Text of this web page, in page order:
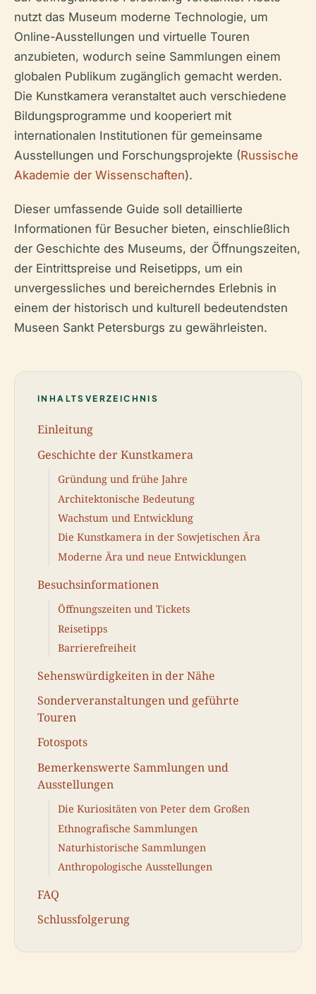
nutzt das Museum moderne Technologie, um
Online-Ausstellungen und virtuelle Touren
anzubieten, wodurch seine Sammlungen einem
globalen Publikum zugänglich gemacht werden.
Die Kunstkamera veranstaltet auch verschiedene
Bildungsprogramme und kooperiert mit
internationalen Institutionen für gemeinsame
Ausstellungen und Forschungsprojekte (Russische
Akademie der Wissenschaften).
Dieser umfassende Guide soll detaillierte
Informationen für Besucher bieten, einschließlich
der Geschichte des Museums, der Öffnungszeiten,
der Eintrittspreise und Reisetipps, um ein
unvergessliches und bereicherndes Erlebnis in
einem der historisch und kulturell bedeutendsten
Museen Sankt Petersburgs zu gewährleisten.
INHALTSVERZEICHNIS
Einleitung
Geschichte der Kunstkamera
Gründung und frühe Jahre
Architektonische Bedeutung
Wachstum und Entwicklung
Die Kunstkamera in der Sowjetischen Ära
Moderne Ära und neue Entwicklungen
Besuchsinformationen
Öffnungszeiten und Tickets
Reisetipps
Barrierefreiheit
Sehenswürdigkeiten in der Nähe
Sonderveranstaltungen und geführte
Touren
Fotospots
Bemerkenswerte Sammlungen und
Ausstellungen
Die Kuriositäten von Peter dem Großen
Ethnografische Sammlungen
Naturhistorische Sammlungen
Anthropologische Ausstellungen
FAQ
Schlussfolgerung